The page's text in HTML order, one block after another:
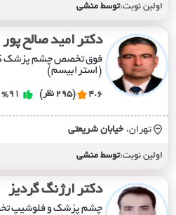
اولین نوبت:توسط منشی
دکتر امید صالح پور
فوق تخصص چشم پزشک
(استرابیسم)
4.6 (295 نظر) %91
تهران، خيابان شريعتي
اولین نوبت:توسط منشی
دکتر ارژنگ گردیز
چشم پزشک و فلوشیپ